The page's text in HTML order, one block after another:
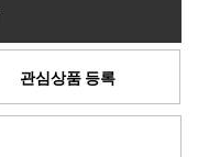
관심상품 등록